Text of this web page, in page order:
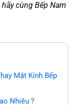
cùng Bếp Nam
Mặt Kính Bếp
Nhiêu ?